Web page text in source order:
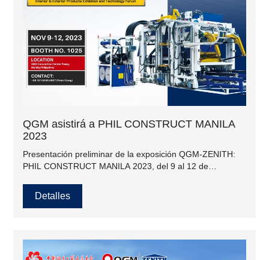
QGM asistirá a PHIL CONSTRUCT MANILA
2023
Presentación preliminar de la exposición QGM-ZENITH:
PHIL CONSTRUCT MANILA 2023, del 9 al 12 de
Detalles